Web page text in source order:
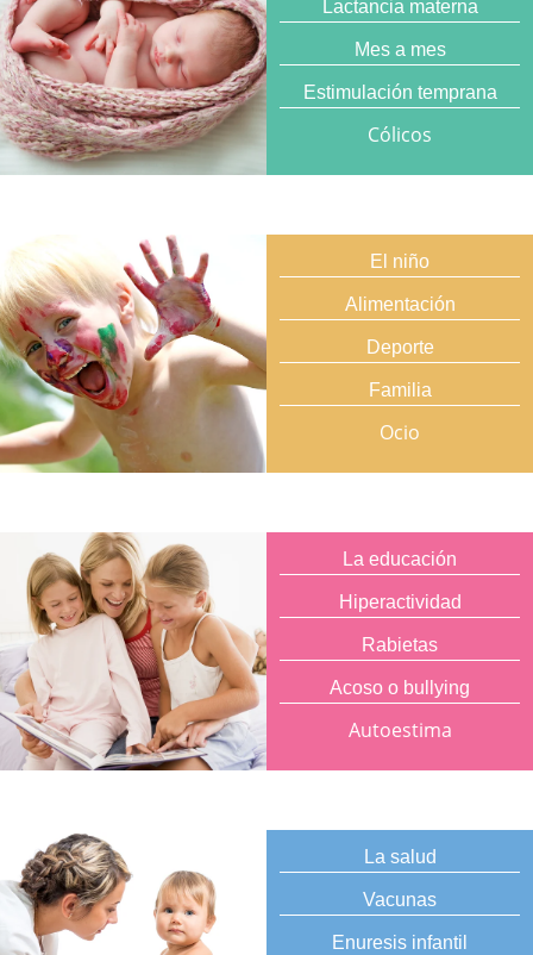
Lactancia materna
Mes a mes
Estimulación temprana
Cólicos
El niño
Alimentación
Deporte
Familia
Ocio
La educación
Hiperactividad
Rabietas
Acoso o bullying
Autoestima
La salud
Vacunas
Enuresis infantil